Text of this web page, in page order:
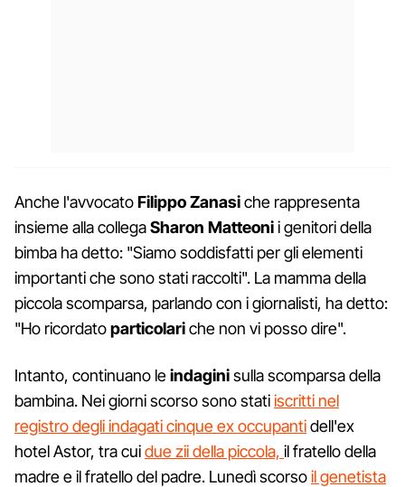
Anche l'avvocatoFilippo Zanasiche rappresenta
insieme alla collegaSharon Matteonii genitori della
bimba ha detto: "Siamo soddisfatti per gli elementi
importanti che sono stati raccolti". La mamma della
piccola scomparsa, parlando con i giornalisti, ha detto:
"Ho ricordatoparticolariche non vi posso dire".
Intanto, continuano leindaginisulla scomparsa della
bambina. Nei giorni scorso sono statiiscritti nel
registro degli indagati cinque ex occupantidell'ex
hotel Astor, tra cuidue zii della piccola, il fratello della
madre e il fratello del padre. Lunedì scorsoil genetista